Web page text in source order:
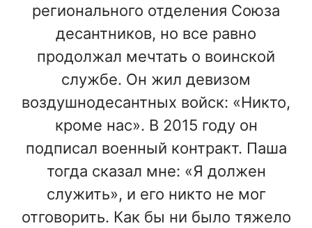
регионального отделения Союза
десантников, но все равно
продолжал мечтать о воинской
службе. Он жил девизом
воздушнодесантных войск: «Никто,
кроме нас». В 2015 году он
подписал военный контракт. Паша
тогда сказал мне: «Я должен
служить», и его никто не мог
отговорить. Как бы ни было тяжело